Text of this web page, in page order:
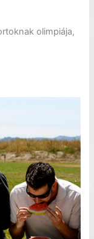
olimpiája,